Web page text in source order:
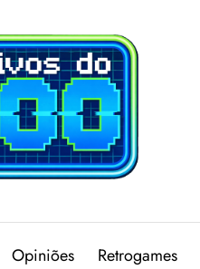
Opiniões Retrogames